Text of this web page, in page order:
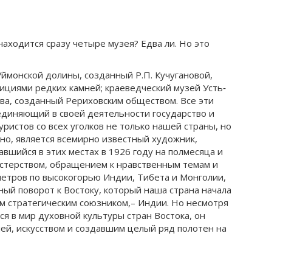
сразу четыре музея? Едва ли. Но это
долины, созданный Р.П. Кучугановой,
редких камней; краеведческий музей Усть‐
созданный Рериховским обществом. Все эти
в своей деятельности государство и
со всех уголков не только нашей страны, но
является всемирно известный художник,
в этих местах в 1926 году на полмесяца и
обращением к нравственным темам и
по высокогорью Индии, Тибета и Монголии,
поворот к Востоку, который наша страна начала
союзником,– Индии. Но несмотря
в мир духовной культуры стран Востока, он
искусством и создавшим целый ряд полотен на